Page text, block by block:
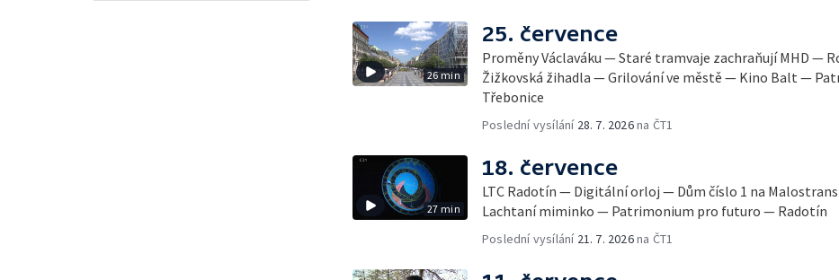
26 min
25. července
Proměny Václaváku — Staré tramvaje zachraňují MHD —
Žižkovská žihadla — Grilování ve městě — Kino Balt —
Třebonice
Poslední vysílání 28. 7. 2026na ČT1
27 min
18. července
LTC Radotín — Digitální orloj — Dům číslo 1 na
Lachtaní miminko — Patrimonium pro futuro — Radotín
Poslední vysílání 21. 7. 2026na ČT1